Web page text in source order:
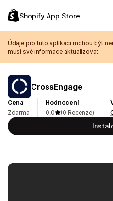
Shopify App Store
Údaje pro tuto aplikaci mohou být
musí své informace aktualizovat.
CrossEngage
Cena
Zdarma
Hodnocení
0,0
(0 Recenze)